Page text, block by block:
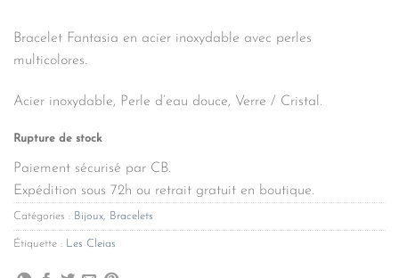
Bracelet Fantasia en acier inoxydable avec perles
multicolores.
Acier inoxydable, Perle d’eau douce, Verre / Cristal.
Rupture de stock
Paiement sécurisé par CB.
Expédition sous 72h ou retrait gratuit en boutique.
Catégories : Bijoux, Bracelets
Étiquette : Les Cleias